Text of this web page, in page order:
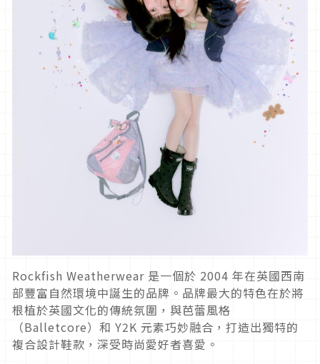
Rockfish Weatherwear 是一個於 2004 年在英國西南
部豐富自然環境中誕生的品牌。品牌最大的特色在於將
根植於英國文化的傳統氛圍，與芭蕾風格
（Balletcore）和 Y2K 元素巧妙融合，打造出獨特的
複合設計鞋款，深受時尚愛好者喜愛。